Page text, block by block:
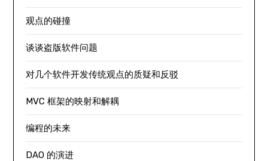
观点的碰撞
谈谈盗版软件问题
对几个软件开发传统观点的质疑和反驳
MVC 框架的映射和解耦
编程的未来
DAO 的演进